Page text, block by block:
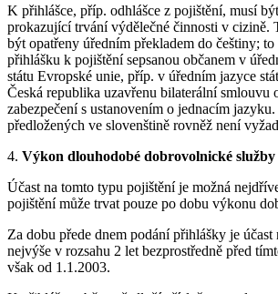
K přihlášce, příp. odhlášce z pojištění, musí
prokazující trvání výdělečné činnosti v cizině.
být opatřeny úředním překladem do češtiny;
přihlášku k pojištění sepsanou občanem v
státu Evropské unie, příp. v úředním jazyce
Česká republika uzavřenu bilaterální smlouvu
zabezpečení s ustanovením o jednacím
předložených ve slovenštině rovněž není
4. Výkon dlouhodobé dobrovolnické služby
Účast na tomto typu pojištění je možná
pojištění může trvat pouze po dobu výkonu
Za dobu přede dnem podání přihlášky je účast
nejvýše v rozsahu 2 let bezprostředně před
však od 1.1.2003.